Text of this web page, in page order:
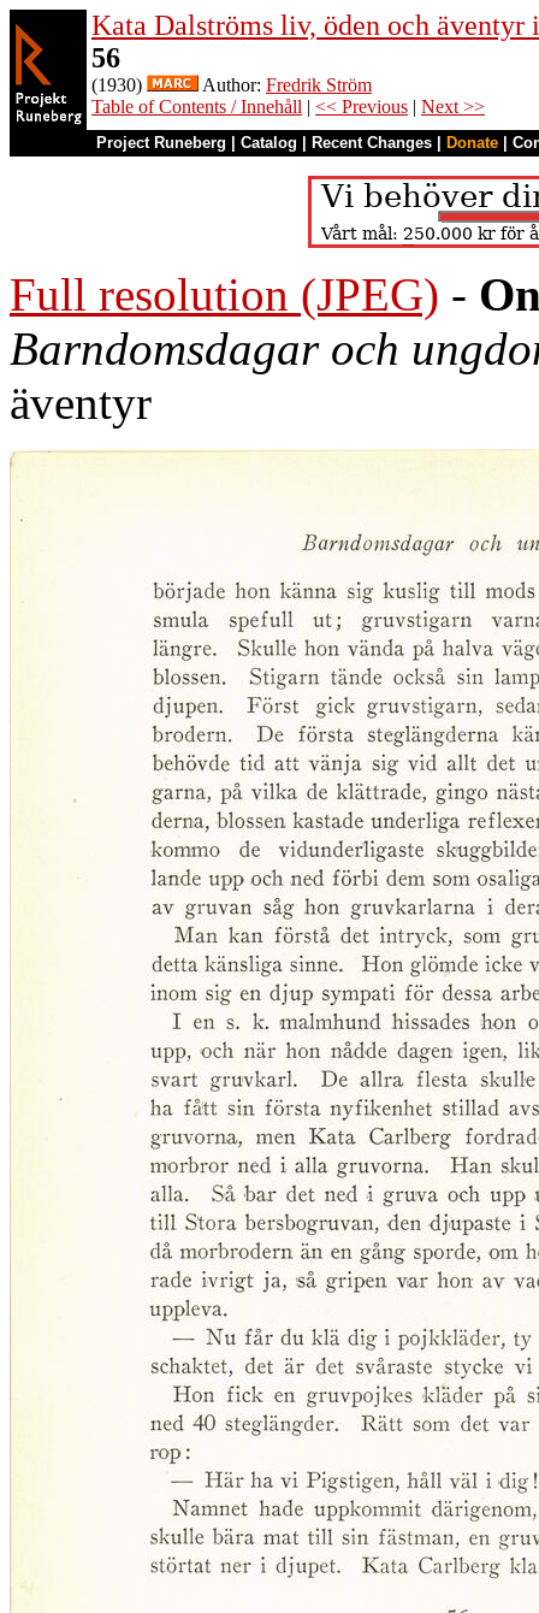
Kata Dalströms liv, öden och
56
(1930) Author: Fredrik Ström
Table of Contents / Innehåll | << Previous | Next >>
Project Runeberg Catalog Recent Changes Donate
Full resolution (JPEG) -
Barndomsdagar och
äventyr